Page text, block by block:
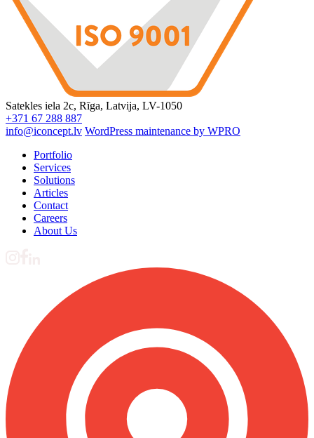
Satekles iela 2c, Rīga, Latvija, LV-1050
+371 67 288 887
info@iconcept.lv WordPress maintenance by WPRO
Portfolio
Services
Solutions
Articles
Contact
Careers
About Us